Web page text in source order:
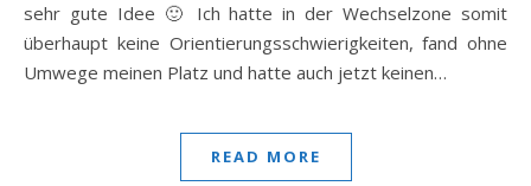
sehr gute Idee 🙂 Ich hatte in der Wechselzone somit
überhaupt keine Orientierungsschwierigkeiten, fand ohne
Umwege meinen Platz und hatte auch jetzt keinen…
READ MORE